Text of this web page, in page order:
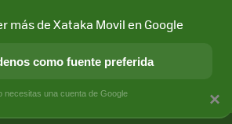
Y SOCIEDAD APLICACIONES
×
más de Xataka Movil en Google
como fuente preferida
necesitas una cuenta de Google